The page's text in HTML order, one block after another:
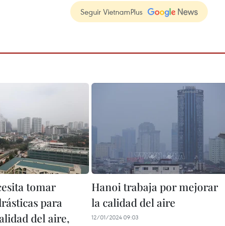
Seguir VietnamPlus
tomar
para
del aire,
Hanoi trabaja por mejorar
la calidad del aire
12/01/2024 09:03